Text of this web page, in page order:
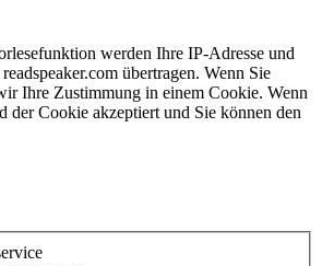
werden Ihre IP-Adresse und
übertragen. Wenn Sie
Ihre Zustimmung in einem Cookie. Wenn
der Cookie akzeptiert und Sie können den